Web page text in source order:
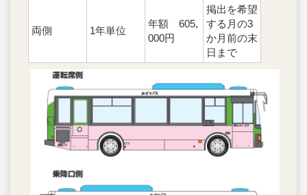
両側 1年単位
年額 605,
000円
掲出を希望
する月の3
か月前の末
日まで